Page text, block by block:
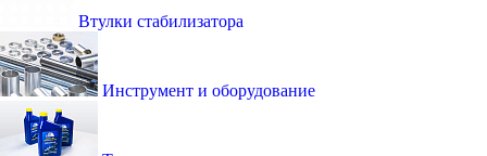
Втулки стабилизатора
Инструмент и оборудование